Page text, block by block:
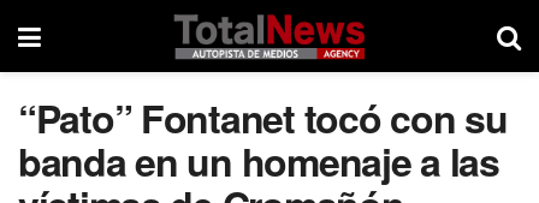
“Pato” Fontanet tocó con su
banda en un homenaje a las